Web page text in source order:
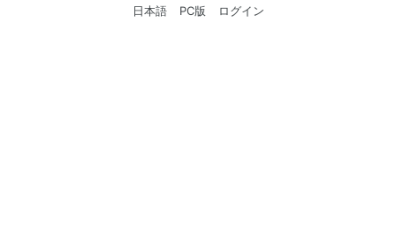
日本語 PC版 ログイン